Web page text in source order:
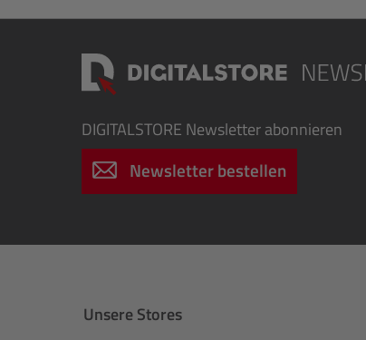
DIGITALSTORE Newsletter abonnieren
Newsletter bestellen
Unsere Stores